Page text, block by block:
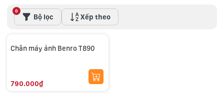
Bộ lọc
0
Xếp theo
Chân máy ảnh Benro T890
790.000₫